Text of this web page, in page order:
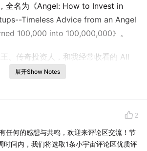
全名为《Angel: How to Invest in
Timeless Advice from an Angel
100,000 into 100,000,000》。
、传奇投资人，和我经常收看的 All
Jason Calacanis, 简称Jcal. 他在
要有以下几个原因：
展开Show Notes
2
任何的感想与共鸣，欢迎来评论区交流！节
时间内，我们将选取1条小宇宙评论区优质评